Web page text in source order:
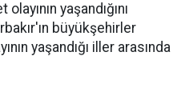
yaşandığını
büyükşehirler
yaşandığı iller arasında